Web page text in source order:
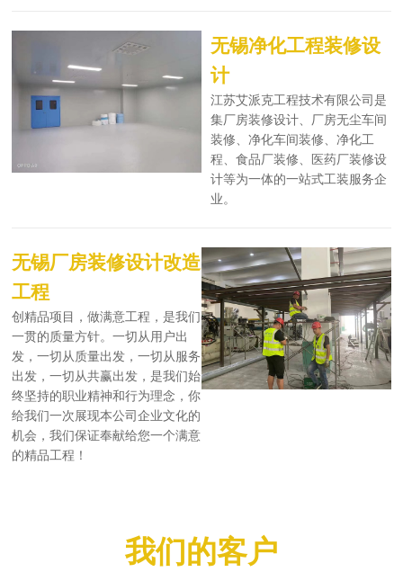
无锡净化工程装修设
计
江苏艾派克工程技术有限公司是
集厂房装修设计、厂房无尘车间
装修、净化车间装修、净化工
程、食品厂装修、医药厂装修设
计等为一体的一站式工装服务企
业。
无锡厂房装修设计改造
工程
创精品项目，做满意工程，是我们
一贯的质量方针。一切从用户出
发，一切从质量出发，一切从服务
出发，一切从共赢出发，是我们始
终坚持的职业精神和行为理念，你
给我们一次展现本公司企业文化的
机会，我们保证奉献给您一个满意
的精品工程！
我们的客户